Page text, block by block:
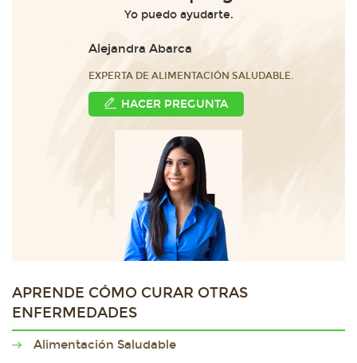
Yo puedo ayudarte.
Alejandra Abarca
EXPERTA DE ALIMENTACIÓN SALUDABLE.
HACER PREGUNTA
APRENDE CÓMO CURAR OTRAS
ENFERMEDADES
Alimentación Saludable